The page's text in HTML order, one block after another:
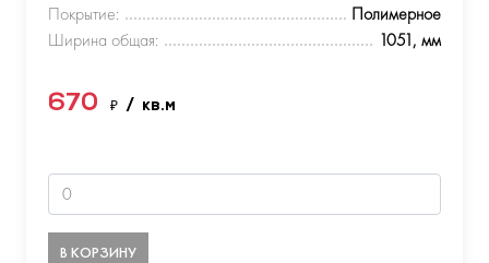
Покрытие:
Полимерное
Ширина общая:
1051, мм
670 ₽ / кв.м
В КОРЗИНУ